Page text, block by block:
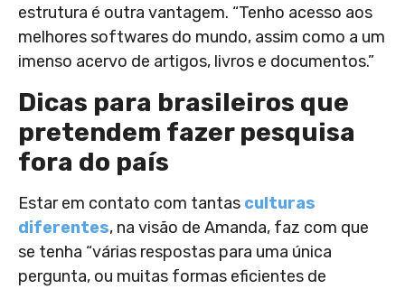
estrutura é outra vantagem. “Tenho acesso aos
melhores softwares do mundo, assim como a um
imenso acervo de artigos, livros e documentos.”
Dicas para brasileiros que
pretendem fazer pesquisa
fora do país
Estar em contato com tantas culturas
diferentes, na visão de Amanda, faz com que
se tenha “várias respostas para uma única
pergunta, ou muitas formas eficientes de